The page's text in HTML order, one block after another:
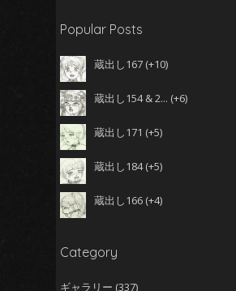
Popular Posts
蔵出し167 +10
蔵出し154 & 2... +6
蔵出し171 +5
蔵出し184 +5
蔵出し166 +4
Category
ギャラリー (337)